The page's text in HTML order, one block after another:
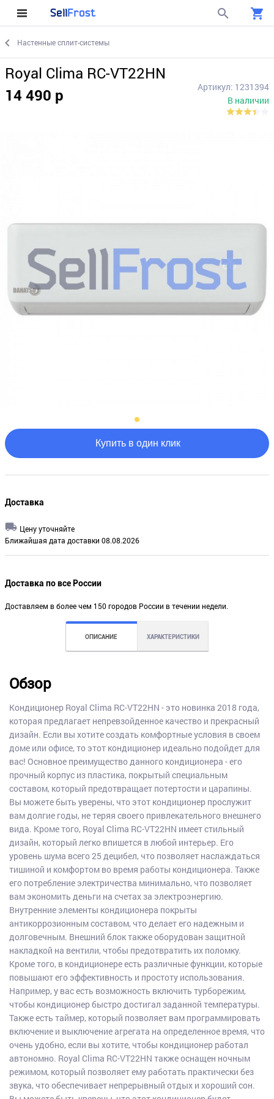
SellFrost
Настенные сплит-системы
Royal Clima RC-VT22HN
14 490 р
Артикул: 1231394
В наличии
Купить в один клик
Доставка
Цену уточняйте
Ближайшая дата доставки 08.08.2026
Доставка по все России
Доставляем в более чем 150 городов России в течении недели.
ОПИСАНИЕ ХАРАКТЕРИСТИКИ
Обзор
Кондиционер Royal Clima RC-VT22HN - это новинка 2018 года,
которая предлагает непревзойденное качество и прекрасный
дизайн. Если вы хотите создать комфортные условия в своем
доме или офисе, то этот кондиционер идеально подойдет для
вас! Основное преимущество данного кондиционера - его
прочный корпус из пластика, покрытый специальным
составом, который предотвращает потертости и царапины.
Вы можете быть уверены, что этот кондиционер прослужит
вам долгие годы, не теряя своего привлекательного внешнего
вида. Кроме того, Royal Clima RC-VT22HN имеет стильный
дизайн, который легко впишется в любой интерьер. Его
уровень шума всего 25 децибел, что позволяет наслаждаться
тишиной и комфортом во время работы кондиционера. Также
его потребление электричества минимально, что позволяет
вам экономить деньги на счетах за электроэнергию.
Внутренние элементы кондиционера покрыты
антикоррозионным составом, что делает его надежным и
долговечным. Внешний блок также оборудован защитной
накладкой на вентили, чтобы предотвратить их поломку.
Кроме того, в кондиционере есть различные функции, которые
повышают его эффективность и простоту использования.
Например, у вас есть возможность включить турборежим,
чтобы кондиционер быстро достигал заданной температуры.
Также есть таймер, который позволяет вам программировать
включение и выключение агрегата на определенное время, что
очень удобно, если вы хотите, чтобы кондиционер работал
автономно. Royal Clima RC-VT22HN также оснащен ночным
режимом, который позволяет ему работать практически без
звука, что обеспечивает непрерывный отдых и хороший сон.